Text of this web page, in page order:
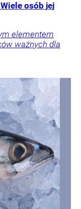
osób jej
elementem
ważnych dla